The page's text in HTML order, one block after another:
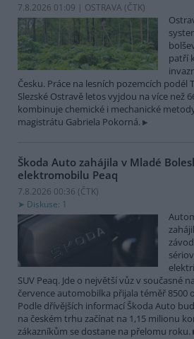
7.8.2026 01:09 | OSTRAVA (ČTK)
patří
Česku. Práce na lesních pozemcích podél
Slezské Ostravě letos vyjdou na více než
kombinuje chemické i mechanické
magistrátu Gabriela Pokorná.
Škoda Auto zahájila v Mladé
elektromobilu Peaq
7.8.2026 00:36 (ČTK)
Diskuse: 1
SUV Peaq. Jde o největší vůz v současné
července automobilka přijala téměř 8500
Podle dřívějších informací Škoda Auto
na českém trhu začínat na 1,15 milionu
zákazníkům se dostane na přelomu roku.